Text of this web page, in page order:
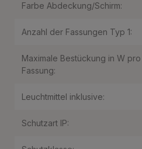
Farbe Abdeckung/Schirm:
Anzahl der Fassungen Typ 1:
Maximale Bestückung in W pro
Fassung:
Leuchtmittel inklusive:
Schutzart IP: